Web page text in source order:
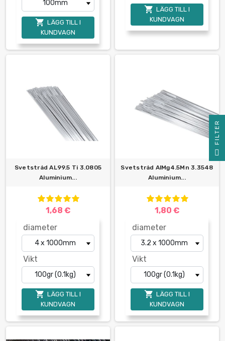
 LÄGG TILL I
KUNDVAGN
 LÄGG TILL I
KUNDVAGN
Svetstråd AL99.5 Ti 3.0805
Aluminium...
1,68 €
diameter
Vikt
 LÄGG TILL I
KUNDVAGN
Svetstråd AlMg4.5Mn 3.3548
Aluminium...
1,80 €
diameter
Vikt
 LÄGG TILL I
KUNDVAGN
R